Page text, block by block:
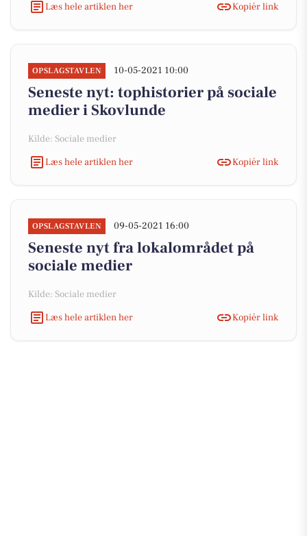
Læs hele artiklen her
Kopiér link
OPSLAGSTAVLEN 10-05-2021 10:00
Seneste nyt: tophistorier på sociale
medier i Skovlunde
Kilde: Sociale medier
Læs hele artiklen her
Kopiér link
OPSLAGSTAVLEN 09-05-2021 16:00
Seneste nyt fra lokalområdet på
sociale medier
Kilde: Sociale medier
Læs hele artiklen her
Kopiér link